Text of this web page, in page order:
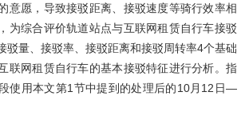
意愿，导致接驳距离、接驳速度等骑行效率相
为综合评价轨道站点与互联网租赁自行车接驳
驳量、接驳率、接驳距离和接驳周转率4个基础
联网租赁自行车的基本接驳特征进行分析。指
使用本文第1节中提到的处理后的10月12日—